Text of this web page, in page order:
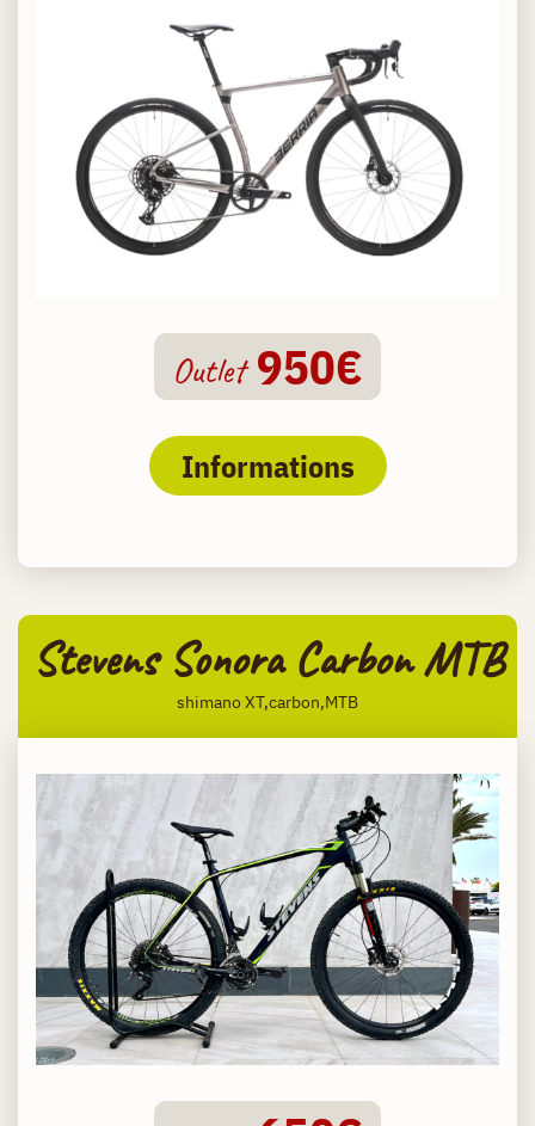
Outlet 950€
Informations
Stevens Sonora Carbon MTB
shimano XT,carbon,MTB